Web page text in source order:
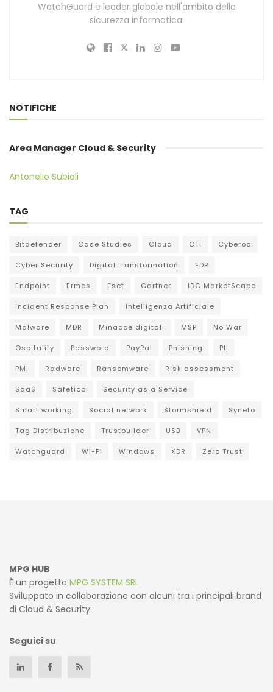
WatchGuard è leader globale nell'ambito della
sicurezza informatica.
NOTIFICHE
Area Manager Cloud & Security
Antonello Subioli
TAG
Bitdefender Case Studies Cloud CTI Cyberoo
Cyber Security Digital transformation EDR
Endpoint Ermes Eset Gartner IDC MarketScape
Incident Response Plan Intelligenza Artificiale
Malware MDR Minacce digitali MSP No War
Ospitality Password PayPal Phishing PII
PMI Radware Ransomware Risk assessment
SaaS Safetica Security as a Service
Smart working Social network Stormshield Syneto
Tag Distribuzione Trustbuilder USB VPN
Watchguard Wi-Fi Windows XDR Zero Trust
MPG HUB
È un progetto MPG SYSTEM SRL
Sviluppato in collaborazione con alcuni tra i principali brand
di Cloud & Security.
Seguici su